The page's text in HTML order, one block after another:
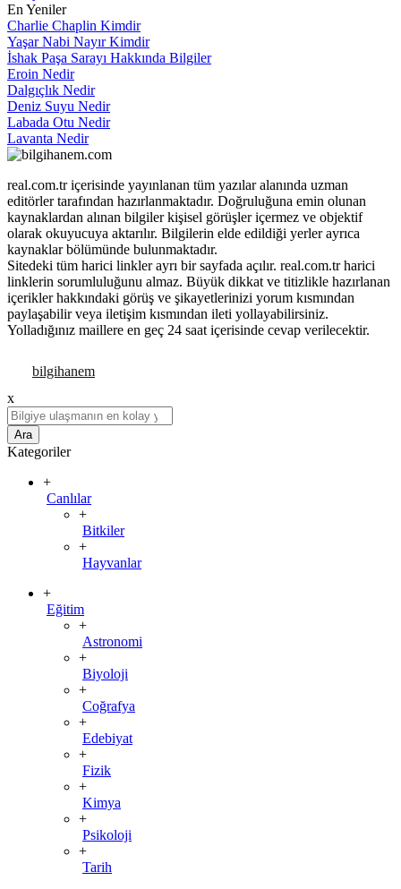
En Yeniler
Charlie Chaplin Kimdir
Yaşar Nabi Nayır Kimdir
İshak Paşa Sarayı Hakkında Bilgiler
Eroin Nedir
Dalgıçlık Nedir
Deniz Suyu Nedir
Labada Otu Nedir
Lavanta Nedir
real.com.tr içerisinde yayınlanan tüm yazılar alanında uzman
editörler tarafından hazırlanmaktadır. Doğruluğuna emin olunan
kaynaklardan alınan bilgiler kişisel görüşler içermez ve objektif
olarak okuyucuya aktarılır. Bilgilerin elde edildiği yerler ayrıca
kaynaklar bölümünde bulunmaktadır.
Sitedeki tüm harici linkler ayrı bir sayfada açılır. real.com.tr harici
linklerin sorumluluğunu almaz. Büyük dikkat ve titizlikle hazırlanan
içerikler hakkındaki görüş ve şikayetlerinizi yorum kısmından
paylaşabilir veya iletişim kısmından ileti yollayabilirsiniz.
Yolladığınız maillere en geç 24 saat içerisinde cevap verilecektir.
x
Ara
Kategoriler
+
Canlılar
+
Bitkiler
+
Hayvanlar
+
Eğitim
+
Astronomi
+
Biyoloji
+
Coğrafya
+
Edebiyat
+
Fizik
+
Kimya
+
Psikoloji
+
Tarih